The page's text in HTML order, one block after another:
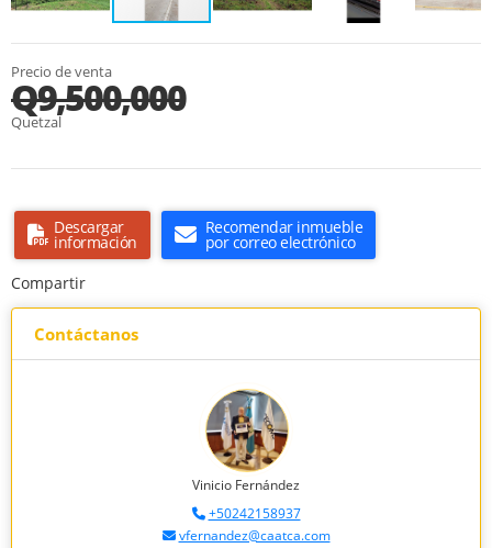
Precio de venta
Q9,500,000
Quetzal
Descargar
información
Recomendar inmueble
por correo electrónico
Compartir
Contáctanos
Vinicio Fernández
+50242158937
vfernandez@caatca.com